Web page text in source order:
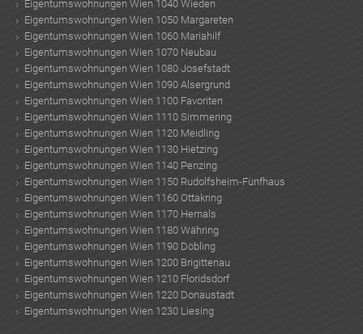
Eigentumswohnungen Wien 1040 Wieden
Eigentumswohnungen Wien 1050 Margareten
Eigentumswohnungen Wien 1060 Mariahilf
Eigentumswohnungen Wien 1070 Neubau
Eigentumswohnungen Wien 1080 Josefstadt
Eigentumswohnungen Wien 1090 Alsergrund
Eigentumswohnungen Wien 1100 Favoriten
Eigentumswohnungen Wien 1110 Simmering
Eigentumswohnungen Wien 1120 Meidling
Eigentumswohnungen Wien 1130 Hietzing
Eigentumswohnungen Wien 1140 Penzing
Eigentumswohnungen Wien 1150 Rudolfsheim-Fünfhaus
Eigentumswohnungen Wien 1160 Ottakring
Eigentumswohnungen Wien 1170 Hernals
Eigentumswohnungen Wien 1180 Währing
Eigentumswohnungen Wien 1190 Döbling
Eigentumswohnungen Wien 1200 Brigittenau
Eigentumswohnungen Wien 1210 Floridsdorf
Eigentumswohnungen Wien 1220 Donaustadt
Eigentumswohnungen Wien 1230 Liesing